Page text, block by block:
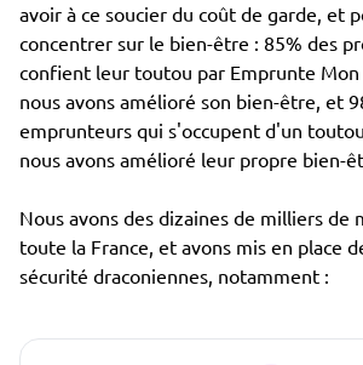
avoir à ce soucier du coût de garde, et
concentrer sur le bien-être : 85% des
confient leur toutou par Emprunte
nous avons amélioré son bien-être, et
emprunteurs qui s'occupent d'un
nous avons amélioré leur propre bien-
Nous avons des dizaines de milliers de
toute la France, et avons mis en place
sécurité draconiennes, notamment :